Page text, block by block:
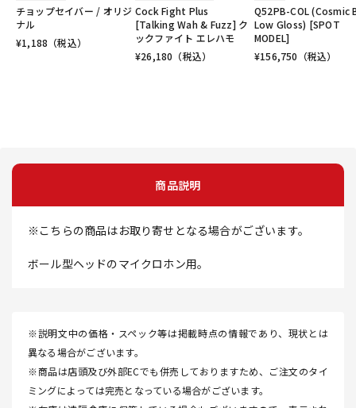
チョップセイバー / オリジ
ナル
¥1,188 （税込）
Cock Fight Plus
[Talking Wah & Fuzz] ク
ックファイト エレハモ
¥26,180 （税込）
Q52PB-COL (Cosmic
Low Gloss) [SPOT
MODEL]
¥156,750 （税込）
商品説明
※こちらの商品はお取り寄せとなる場合がございます。
ボール型ヘッドのマイクロホン用。
※説明文中の価格・スペック等は掲載時点の情報であり、現状とは
異なる場合がございます。
※商品は店頭及び外部ECでも併売しておりますため、ご注文のタイ
ミングによっては完売となっている場合がございます。